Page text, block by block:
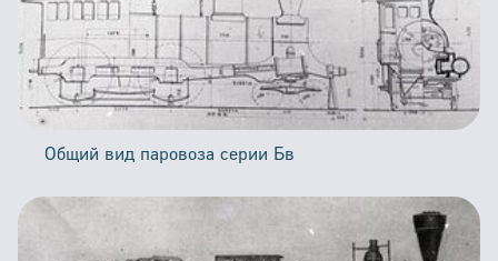
Общий вид паровоза серии Бв